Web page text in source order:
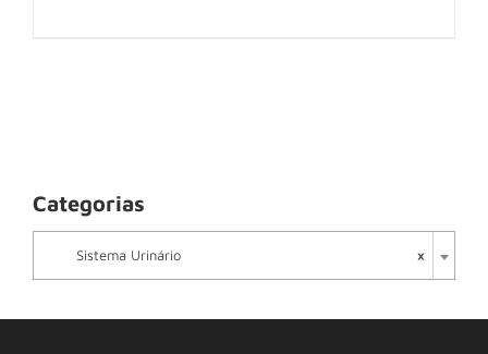
Categorias

×
Sistema Urinário